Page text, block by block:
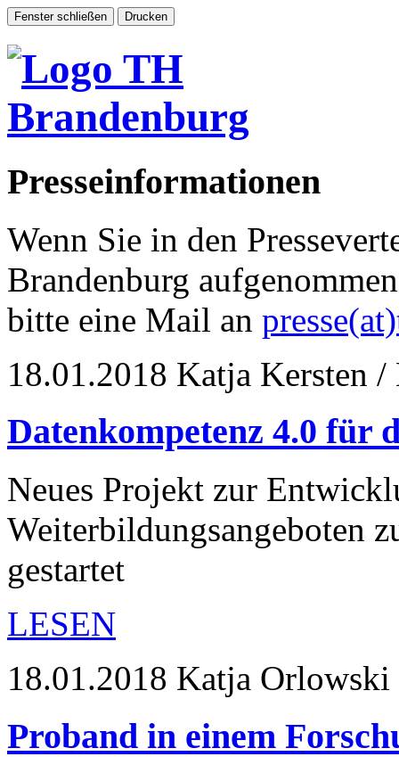
Presseinformationen
Wenn Sie in den
Brandenburg
bitte eine Mail an
18.01.2018 Katja Kersten
Datenkompetenz 4.0 für
Neues Projekt zur
Weiterbildungsangeboten
gestartet
LESEN
18.01.2018 Katja
Proband in einem